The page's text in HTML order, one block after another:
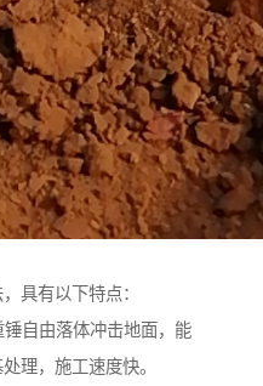
具有以下特点：
自由落体冲击地面，能
理，施工速度快。